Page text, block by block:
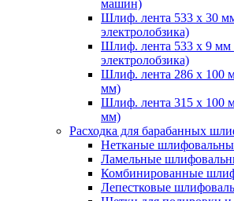
машин)
Шлиф. лента 533 х 30
электролобзика)
Шлиф. лента 533 х 9 мм
электролобзика)
Шлиф. лента 286 х 100
мм)
Шлиф. лента 315 х 100
мм)
Расходка для барабанных
Нетканые
Ламельные
Комбинированные
Лепестковые